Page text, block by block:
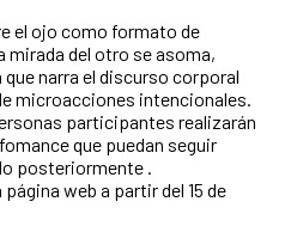
el ojo como formato de
mirada del otro se asoma,
narra el discurso corporal
microacciones intencionales.
participantes realizarán
que puedan seguir
posteriormente .
web a partir del 15 de